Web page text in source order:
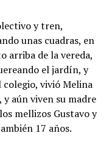
y tren,
unas cuadras, en
arriba de la vereda,
el jardín, y
vivió Melina
aún viven su madre
mellizos Gustavo y
17 años.